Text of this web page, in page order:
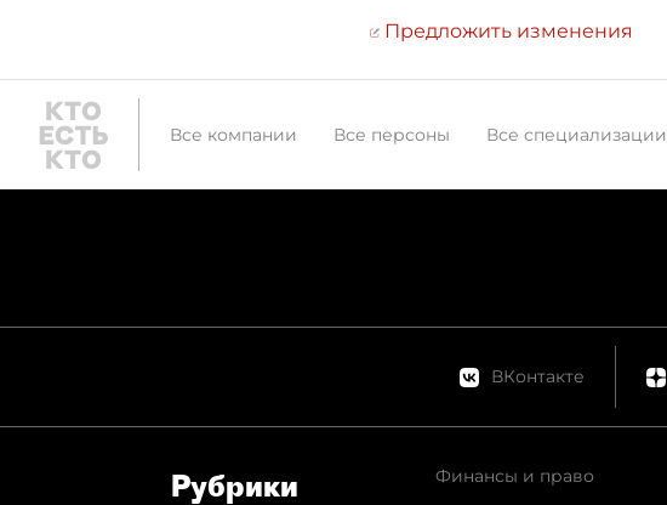
Предложить изменения
Все компании Все персоны Все специализации
ВКонтакте
Рубрики
Финансы и право